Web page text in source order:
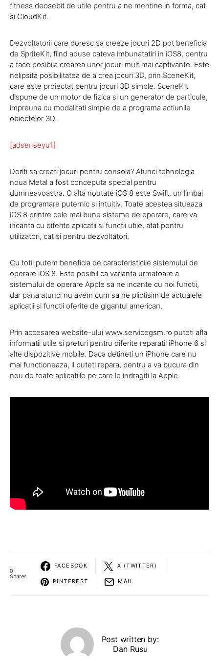
fitness deosebit de utile pentru a ne mentine in forma, cat
si CloudKit.
Dezvoltatorii care doresc sa creeze jocuri 2D pot beneficia
de SpriteKit, fiind aduse cateva imbunatatiri in iOS8, pentru
a face posibila crearea unor jocuri mult mai captivante. Este
nelipsita posibilitatea de a crea jocuri 3D, prin SceneKit,
care este proiectat pentru jocuri 3D simple. SceneKit
dispune de un motor de fizica si un generator de particule,
impreuna cu modalitati simple de a programa actiunile
obiectelor 3D.
[adsenseyu1]
Doriti sa creati jocuri pentru consola? Atunci tehnologia
noua Metal a fost conceputa special pentru
dumneavoastra. O alta noutate iOS 8 este Swift, un limbaj
de programare puternic si intuitiv. Toate acestea situeaza
iOS 8 printre cele mai bune sisteme de operare, care va
incanta cu diferite aplicatii si functii utile, atat pentru
utilizatori, cat si pentru dezvoltatori.
Cu totii putem beneficia de caracteristicile sistemului de
operare iOS 8. Este posibil ca varianta urmatoare a
sistemului de operare Apple sa ne incante cu noi functii,
dar pana atunci nu avem cum sa ne plictisim de actualele
aplicatii si functii oferite de gigantul american.
Prin accesarea website-ului www.servicegsm.ro puteti afla
informatii utile si preturi pentru diferite reparatii iPhone 6 si
alte dispozitive mobile. Daca detineti un iPhone care nu
mai functioneaza, il puteti repara, pentru a va bucura din
nou de toate aplicatiile pe care le indragiti la Apple.
0
Shares
FACEBOOK X (TWITTER)
PINTEREST MAIL
Post written by:
Dan Rusu